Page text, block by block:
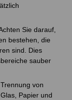
Sie darauf,
bestehen, die
sind. Dies
sauber
von
Papier und